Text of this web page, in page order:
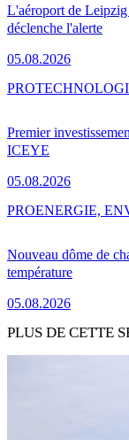
L'aéroport de
déclenche l'alerte
05.08.2026
Premier
ICEYE
05.08.2026
PRO
Nouveau dôme de
température
05.08.2026
PROENERGIE,
PLUS DE CETTE